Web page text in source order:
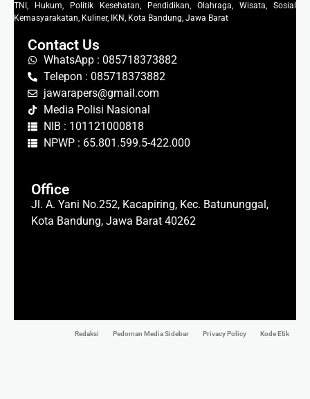
TNI, Hukum, Politik Kesehatan, Pendidikan, Olahraga, Wisata, Sosial
Kemasyarakatan, Kuliner, IKN, Kota Bandung, Jawa Barat
Contact Us
WhatsApp : 085718373882
Telepon : 085718373882
jawarapers@gmail.com
Media Polisi Nasional
NIB : 101121000818
NPWP : 65.801.599.5-422.000
Office
Jl. A. Yani No.252, Kacapiring, Kec. Batununggal,
Kota Bandung, Jawa Barat 40262
Redaksi Pedoman Media Sidebar Privacy Policy Kode Etik